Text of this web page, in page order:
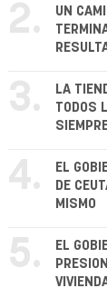
2.
UN
3.
LA
TODOS
4.
EL
DE
MISMO
5.
EL